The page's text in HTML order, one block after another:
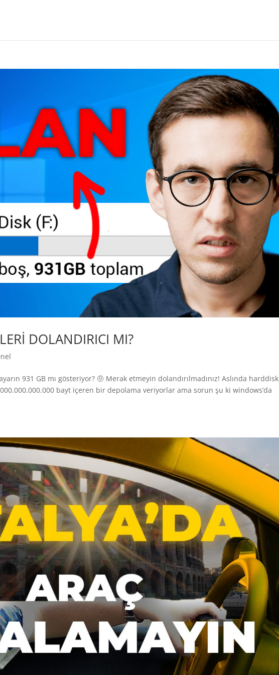
DOLANDIRICI MI?
931 GB mı gösteriyor? 🤨 Merak etmeyin dolandırılmadınız! Aslında harddisk
bayt içeren bir depolama veriyorlar ama sorun şu ki windows’da